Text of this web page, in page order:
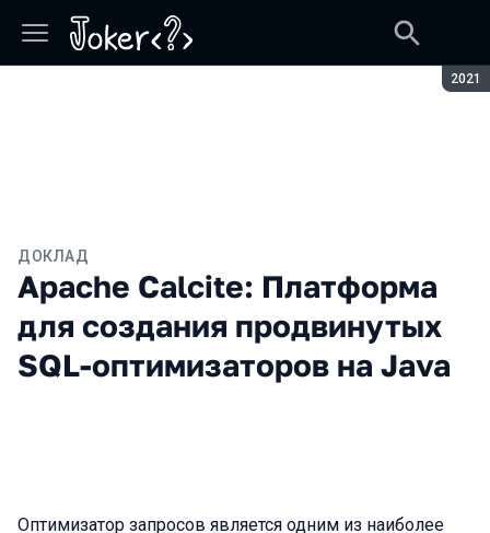
2021
ДОКЛАД
Apache Calcite: Платформа
для создания продвинутых
SQL-оптимизаторов на Java
Оптимизатор запросов является одним из наиболее